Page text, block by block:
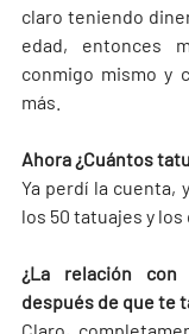
claro teniendo
edad, entonces
conmigo mismo y
más.
Ahora ¿Cuántos
Ya perdí la cuenta,
los 50 tatuajes y los
¿La relación
después de que te